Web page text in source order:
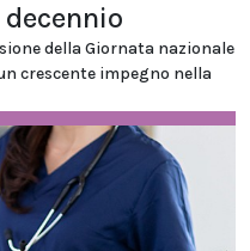
della Giornata nazionale
crescente impegno nella